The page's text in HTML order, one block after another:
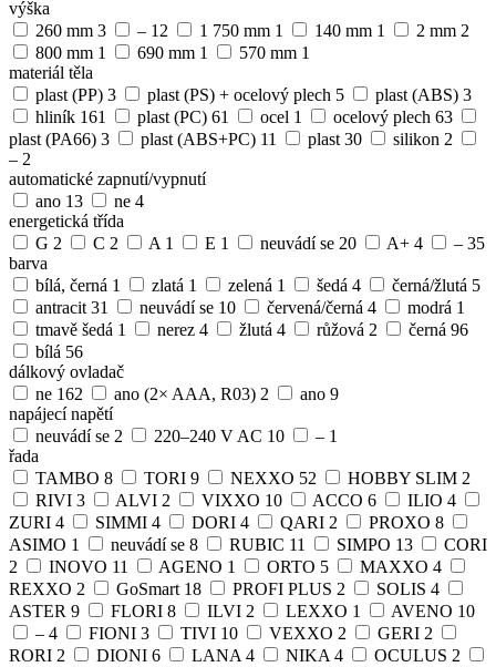
výška
260 mm 3 – 12 1 750 mm 1 140 mm 1 2 mm 2
800 mm 1 690 mm 1 570 mm 1
materiál těla
plast (PP) 3 plast (PS) + ocelový plech 5 plast (ABS) 3
hliník 161 plast (PC) 61 ocel 1 ocelový plech 63
plast (PA66) 3 plast (ABS+PC) 11 plast 30 silikon 2
– 2
automatické zapnutí/vypnutí
ano 13 ne 4
energetická třída
G 2 C 2 A 1 E 1 neuvádí se 20 A+ 4 – 35
barva
bílá, černá 1 zlatá 1 zelená 1 šedá 4 černá/žlutá 5
antracit 31 neuvádí se 10 červená/černá 4 modrá 1
tmavě šedá 1 nerez 4 žlutá 4 růžová 2 černá 96
bílá 56
dálkový ovladač
ne 162 ano (2× AAA, R03) 2 ano 9
napájecí napětí
neuvádí se 2 220–240 V AC 10 – 1
řada
TAMBO 8 TORI 9 NEXXO 52 HOBBY SLIM 2
RIVI 3 ALVI 2 VIXXO 10 ACCO 6 ILIO 4
ZURI 4 SIMMI 4 DORI 4 QARI 2 PROXO 8
ASIMO 1 neuvádí se 8 RUBIC 11 SIMPO 13
CORI
2
INOVO 11 AGENO 1 ORTO 5 MAXXO 4
REXXO 2 GoSmart 18 PROFI PLUS 2 SOLIS 4
ASTER 9 FLORI 8 ILVI 2 LEXXO 1 AVENO 10
– 4 FIONI 3 TIVI 10 VEXXO 2 GERI 2
RORI 2 DIONI 6 LANA 4 NIKA 4 OCULUS 2